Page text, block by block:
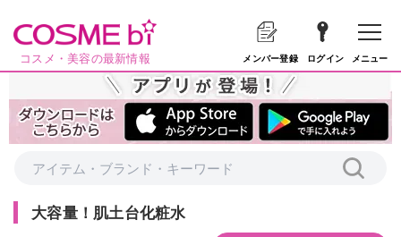
コスメ・美容の最新情報 メンバー登録 ログイン メニュー
大容量！肌土台化粧水